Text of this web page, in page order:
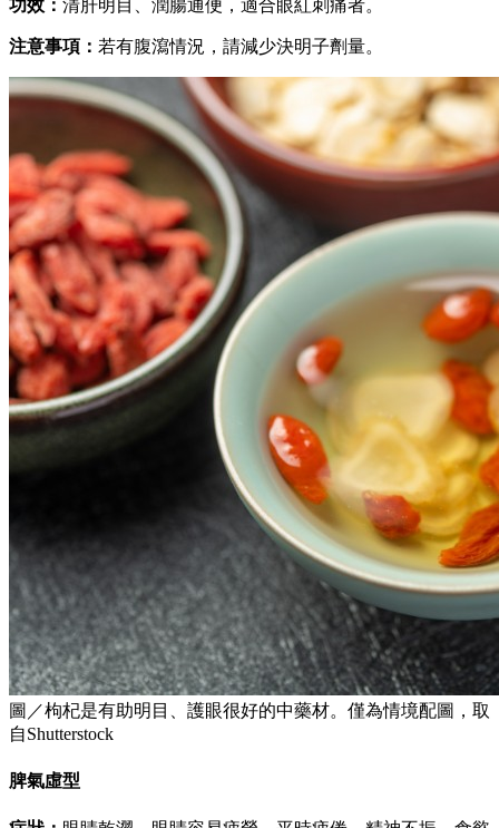
功效： 清肝明目、潤腸通便，適合眼紅刺痛者。
注意事項： 若有腹瀉情況，請減少決明子劑量。
圖／枸杞是有助明目、護眼很好的中藥材。僅為情境配圖，取
自Shutterstock
脾氣虛型